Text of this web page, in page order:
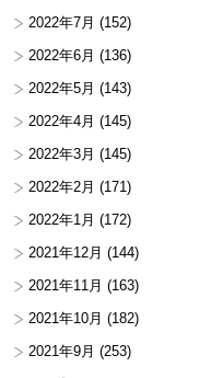
2022年7月 (152)
2022年6月 (136)
2022年5月 (143)
2022年4月 (145)
2022年3月 (145)
2022年2月 (171)
2022年1月 (172)
2021年12月 (144)
2021年11月 (163)
2021年10月 (182)
2021年9月 (253)